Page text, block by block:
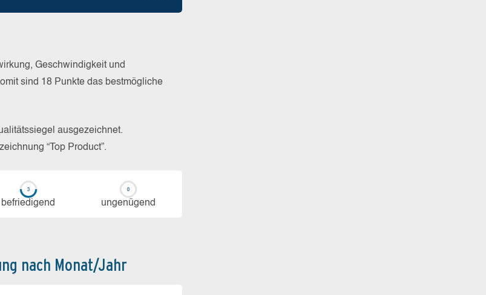
Geschwindigkeit und
sind 18 Punkte das bestmögliche
ausgezeichnet.
“Top Product”.
be­frie­di­gend un­ge­nü­gend
nach Monat/Jahr